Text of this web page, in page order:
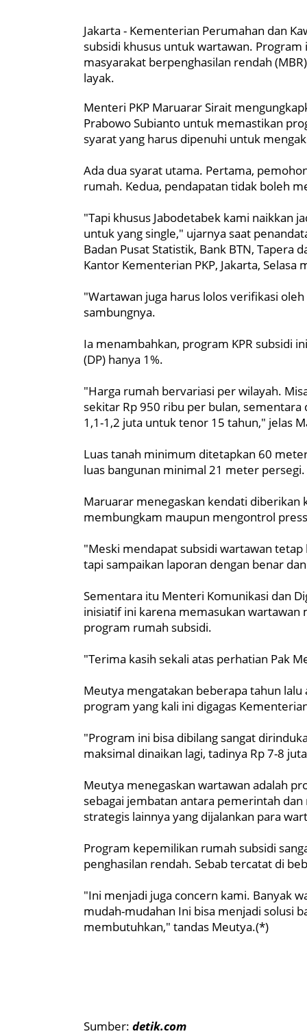
Jakarta - Kementerian Perumahan dan
subsidi khusus untuk wartawan.
masyarakat berpenghasilan rendah
layak.
Menteri PKP Maruarar Sirait
Prabowo Subianto untuk memastikan
syarat yang harus dipenuhi untuk
Ada dua syarat utama. Pertama,
rumah. Kedua, pendapatan tidak boleh
"Tapi khusus Jabodetabek kami naikkan
untuk yang single," ujarnya saat
Badan Pusat Statistik, Bank BTN, Tapera
Kantor Kementerian PKP, Jakarta, Selasa
"Wartawan juga harus lolos verifikasi
sambungnya.
Ia menambahkan, program KPR subsidi
(DP) hanya 1%.
"Harga rumah bervariasi per wilayah.
sekitar Rp 950 ribu per bulan, sementara
1,1-1,2 juta untuk tenor 15 tahun," jelas
Luas tanah minimum ditetapkan 60
luas bangunan minimal 21 meter persegi.
Maruarar menegaskan kendati
membungkam maupun mengontrol
"Meski mendapat subsidi wartawan
tapi sampaikan laporan dengan benar
Sementara itu Menteri Komunikasi dan
inisiatif ini karena memasukan
program rumah subsidi.
"Terima kasih sekali atas perhatian Pak
Meutya mengatakan beberapa tahun
program yang kali ini digagas
"Program ini bisa dibilang sangat
maksimal dinaikan lagi, tadinya Rp 7-8
Meutya menegaskan wartawan adalah
sebagai jembatan antara pemerintah
strategis lainnya yang dijalankan para
Program kepemilikan rumah subsidi
penghasilan rendah. Sebab tercatat di
"Ini menjadi juga concern kami. Banyak
mudah-mudahan Ini bisa menjadi solusi
membutuhkan," tandas Meutya.(*)
Sumber: detik.com